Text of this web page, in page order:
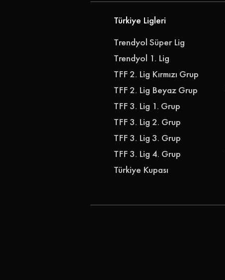
Türkiye Ligleri
Trendyol Süper Lig
Trendyol 1. Lig
TFF 2. Lig Kırmızı Grup
TFF 2. Lig Beyaz Grup
TFF 3. Lig 1. Grup
TFF 3. Lig 2. Grup
TFF 3. Lig 3. Grup
Türkiye Kupası
TFF 3. Lig 4. Grup